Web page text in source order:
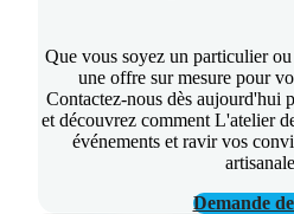
Que vous soyez un particulier
une offre sur mesure pour
Contactez-nous dès aujourd'hui
et découvrez comment L'atelier
événements et ravir vos
Demande